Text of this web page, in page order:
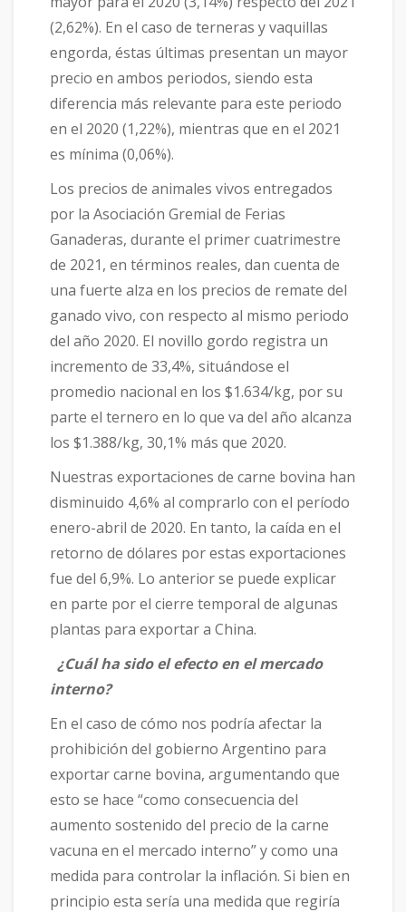
(2,62%). En el caso de terneras y vaquillas
engorda, éstas últimas presentan un mayor
precio en ambos periodos, siendo esta
diferencia más relevante para este periodo
en el 2020 (1,22%), mientras que en el 2021
es mínima (0,06%).
Los precios de animales vivos entregados
por la Asociación Gremial de Ferias
Ganaderas, durante el primer cuatrimestre
de 2021, en términos reales, dan cuenta de
una fuerte alza en los precios de remate del
ganado vivo, con respecto al mismo periodo
del año 2020. El novillo gordo registra un
incremento de 33,4%, situándose el
promedio nacional en los $1.634/kg, por su
parte el ternero en lo que va del año alcanza
los $1.388/kg, 30,1% más que 2020.
Nuestras exportaciones de carne bovina han
disminuido 4,6% al comprarlo con el período
enero-abril de 2020. En tanto, la caída en el
retorno de dólares por estas exportaciones
fue del 6,9%. Lo anterior se puede explicar
en parte por el cierre temporal de algunas
plantas para exportar a China.
¿Cuál ha sido el efecto en el mercado
interno?
En el caso de cómo nos podría afectar la
prohibición del gobierno Argentino para
exportar carne bovina, argumentando que
esto se hace “como consecuencia del
aumento sostenido del precio de la carne
vacuna en el mercado interno” y como una
medida para controlar la inflación. Si bien en
principio esta sería una medida que regiría